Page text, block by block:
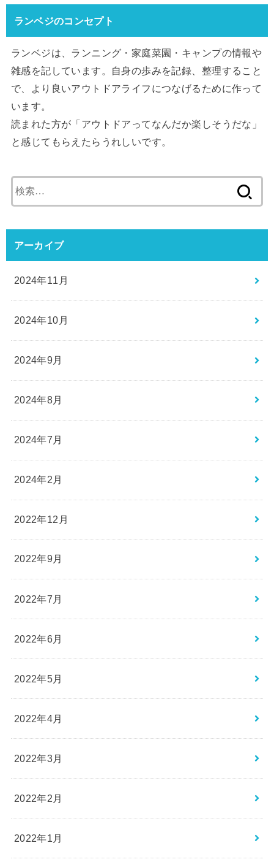
ランベジのコンセプト
ランベジは、ランニング・家庭菜園・キャンプの情報や
雑感を記しています。自身の歩みを記録、整理すること
で、より良いアウトドアライフにつなげるために作って
います。
読まれた方が「アウトドアってなんだか楽しそうだな」
と感じてもらえたらうれしいです。
索:
アーカイブ
2024年11月
2024年10月
2024年9月
2024年8月
2024年7月
2024年2月
2022年12月
2022年9月
2022年7月
2022年6月
2022年5月
2022年4月
2022年3月
2022年2月
2022年1月